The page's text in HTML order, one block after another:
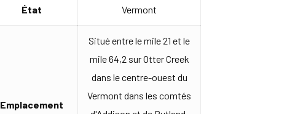
État Vermont
Emplacement
Situé entre le mile 21 et le
mile 64,2 sur Otter Creek
dans le centre-ouest du
Vermont dans les comtés